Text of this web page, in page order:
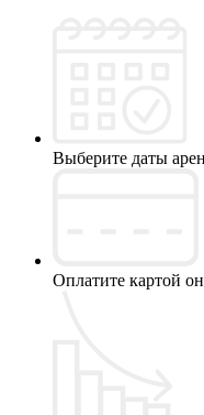
Выберите даты
Оплатите картой